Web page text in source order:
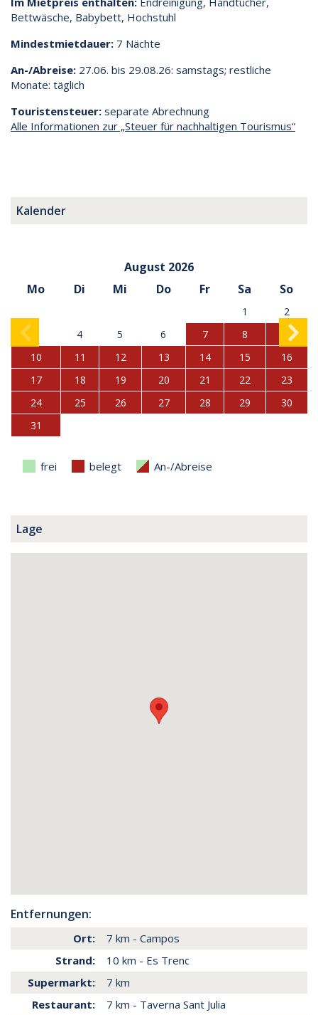
Bettwäsche, Babybett, Hochstuhl
Mindestmietdauer: 7 Nächte
An-/Abreise: 27.06. bis 29.08.26: samstags; restliche
Monate: täglich
Touristensteuer: separate Abrechnung
Alle Informationen zur „Steuer für nachhaltigen Tourismus“
Kalender
August 2026
Mo
Di Mi Do Fr Sa So
1
2
4 5 6 7 8
9
10
11 12 13 14 15
16
17
18 19 20 21 22
23
24
25 26 27 28 29
30
31
frei belegt An-/Abreise
Lage
Entfernungen:
Ort:
7 km - Campos
Strand:
10 km - Es Trenc
Supermarkt:
7 km
Restaurant:
7 km - Taverna Sant Julia